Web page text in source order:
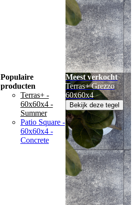
Populaire
producten
Terras+ -
60x60x4 -
Summer
Patio Square -
60x60x4 -
Concrete
Meest verkocht
Terras+ Grezzo
60x60x4
Bekijk deze tegel